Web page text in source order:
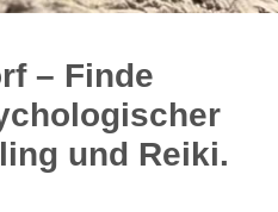
– Finde
und Reiki.